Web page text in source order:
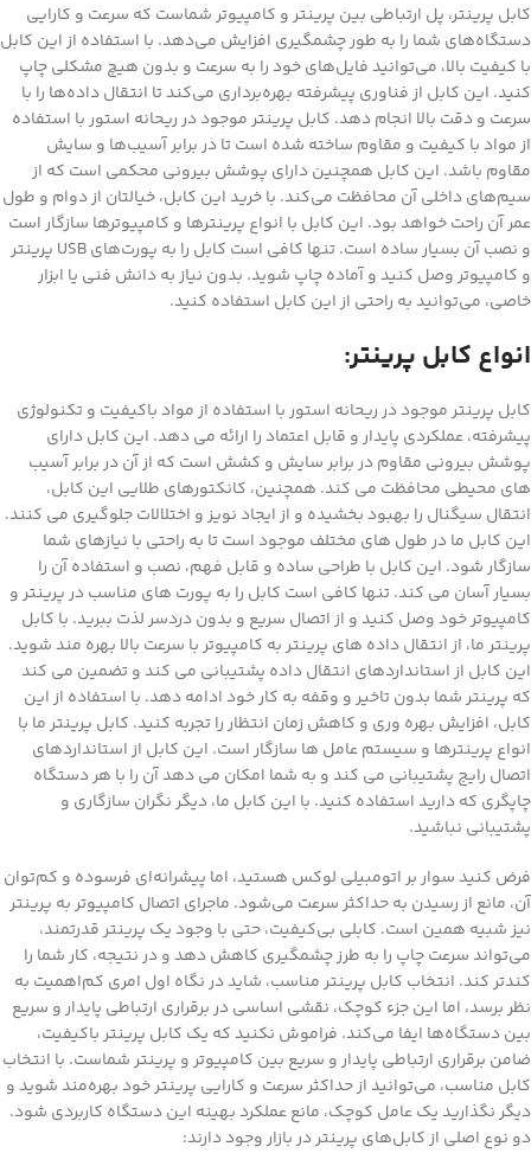
کابل پرینتر، پل ارتباطی بین پرینتر و کامپیوتر شماست که سرعت و کارایی
دستگاه‌های شما را به طور چشمگیری افزایش می‌دهد. با استفاده از این کابل
با کیفیت بالا، می‌توانید فایل‌های خود را به سرعت و بدون هیچ مشکلی چاپ
کنید. این کابل از فناوری پیشرفته بهره‌برداری می‌کند تا انتقال داده‌ها را با
سرعت و دقت بالا انجام دهد. کابل پرینتر موجود در ریحانه استور با استفاده
از مواد با کیفیت و مقاوم ساخته شده است تا در برابر آسیب‌ها و سایش
مقاوم باشد. این کابل همچنین دارای پوشش بیرونی محکمی است که از
سیم‌های داخلی آن محافظت می‌کند. با خرید این کابل، خیالتان از دوام و طول
عمر آن راحت خواهد بود. این کابل با انواع پرینترها و کامپیوترها سازگار است
و نصب آن بسیار ساده است. تنها کافی است کابل را به پورت‌های USB پرینتر
و کامپیوتر وصل کنید و آماده چاپ شوید. بدون نیاز به دانش فنی یا ابزار
خاصی، می‌توانید به راحتی از این کابل استفاده کنید.
انواع کابل پرینتر:
کابل پرینتر موجود در ریحانه استور با استفاده از مواد باکیفیت و تکنولوژی
پیشرفته، عملکردی پایدار و قابل اعتماد را ارائه می دهد. این کابل دارای
پوشش بیرونی مقاوم در برابر سایش و کشش است که از آن در برابر آسیب
های محیطی محافظت می کند. همچنین، کانکتورهای طلایی این کابل،
انتقال سیگنال را بهبود بخشیده و از ایجاد نویز و اختلالات جلوگیری می کنند.
این کابل ما در طول های مختلف موجود است تا به راحتی با نیازهای شما
سازگار شود. این کابل با طراحی ساده و قابل فهم، نصب و استفاده آن را
بسیار آسان می کند. تنها کافی است کابل را به پورت های مناسب در پرینتر و
کامپیوتر خود وصل کنید و از اتصال سریع و بدون دردسر لذت ببرید. با کابل
پرینتر ما، از انتقال داده های پرینتر به کامپیوتر با سرعت بالا بهره مند شوید.
این کابل از استانداردهای انتقال داده پشتیبانی می کند و تضمین می کند
که پرینتر شما بدون تاخیر و وقفه به کار خود ادامه دهد. با استفاده از این
کابل، افزایش بهره وری و کاهش زمان انتظار را تجربه کنید. کابل پرینتر ما با
انواع پرینترها و سیستم عامل ها سازگار است. این کابل از استانداردهای
اتصال رایج پشتیبانی می کند و به شما امکان می دهد آن را با هر دستگاه
چاپگری که دارید استفاده کنید. با این کابل ما، دیگر نگران سازگاری و
پشتیبانی نباشید.
فرض کنید سوار بر اتومبیلی لوکس هستید، اما پیشرانه‌ای فرسوده و کم‌توان
آن، مانع از رسیدن به حداکثر سرعت می‌شود. ماجرای اتصال کامپیوتر به پرینتر
نیز شبیه همین است. کابلی بی‌کیفیت، حتی با وجود یک پرینتر قدرتمند،
می‌تواند سرعت چاپ را به طرز چشمگیری کاهش دهد و در نتیجه، کار شما را
کندتر کند. انتخاب کابل پرینتر مناسب، شاید در نگاه اول امری کم‌اهمیت به
نظر برسد، اما این جزء کوچک، نقشی اساسی در برقراری ارتباطی پایدار و سریع
بین دستگاه‌ها ایفا می‌کند. فراموش نکنید که یک کابل پرینتر باکیفیت،
ضامن برقراری ارتباطی پایدار و سریع بین کامپیوتر و پرینتر شماست. با انتخاب
کابل مناسب، می‌توانید از حداکثر سرعت و کارایی پرینتر خود بهره‌مند شوید و
دیگر نگذارید یک عامل کوچک، مانع عملکرد بهینه این دستگاه کاربردی شود.
دو نوع اصلی از کابل‌های پرینتر در بازار وجود دارند: